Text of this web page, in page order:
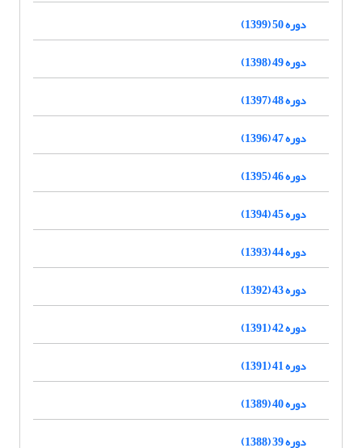
دوره 50 (1399)
دوره 49 (1398)
دوره 48 (1397)
دوره 47 (1396)
دوره 46 (1395)
دوره 45 (1394)
دوره 44 (1393)
دوره 43 (1392)
دوره 42 (1391)
دوره 41 (1391)
دوره 40 (1389)
دوره 39 (1388)